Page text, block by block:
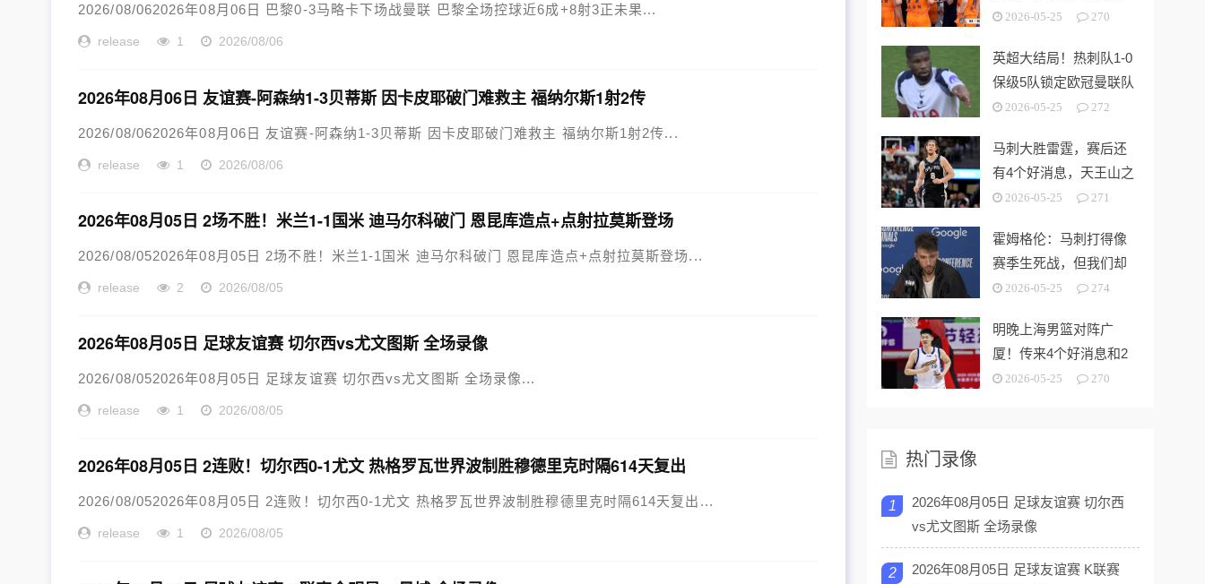
2026/08/062026年08月06日 巴黎0-3马略卡下场战曼联 巴黎全场控球近6成+8射3正未果...
release 1 2026/08/06
2026年08月06日 友谊赛-阿森纳1-3贝蒂斯 因卡皮耶破门难救主 福纳尔斯1射2传
2026/08/062026年08月06日 友谊赛-阿森纳1-3贝蒂斯 因卡皮耶破门难救主 福纳尔斯1射2传...
release 1 2026/08/06
2026年08月05日 2场不胜！米兰1-1国米 迪马尔科破门 恩昆库造点+点射拉莫斯登场
2026/08/052026年08月05日 2场不胜！米兰1-1国米 迪马尔科破门 恩昆库造点+点射拉莫斯登场...
release 2 2026/08/05
2026年08月05日 足球友谊赛 切尔西vs尤文图斯 全场录像
2026/08/052026年08月05日 足球友谊赛 切尔西vs尤文图斯 全场录像...
release 1 2026/08/05
2026年08月05日 2连败！切尔西0-1尤文 热格罗瓦世界波制胜穆德里克时隔614天复出
2026/08/052026年08月05日 2连败！切尔西0-1尤文 热格罗瓦世界波制胜穆德里克时隔614天复出...
release 1 2026/08/05
显，孙铭徽带伤出战！
2026-05-25 270
英超大结局！热刺队1-0
保级5队锁定欧冠曼联队
第3切尔西无缘欧战
2026-05-25 272
马刺大胜雷霆，赛后还
有4个好消息，天王山之
战奥利尼克要来了
2026-05-25 271
霍姆格伦：马刺打得像
赛季生死战，但我们却
没找到赢球的办法
2026-05-25 274
明晚上海男篮对阵广
厦！传来4个好消息和2
个坏消息，能拿下开门
2026-05-25 270
热门录像
1
2026年08月05日 足球友谊赛 切尔西
vs尤文图斯 全场录像
2
2026年08月05日 足球友谊赛 K联赛